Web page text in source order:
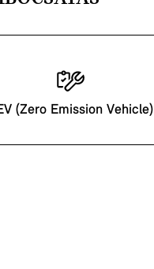
(Zero Emission Vehicle)